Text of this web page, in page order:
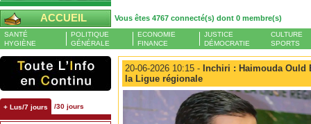
ACCUEIL Vous êtes 4767 connecté(s) dont 0 membre(s)
SANTÉ
HYGIÈNE
POLITIQUE
GÉNÉRALE
ECONOMIE
FINANCE
JUSTICE
DÉMOCRATIE
CULTURE
SPORTS
+ Lus/7 jours /30 jours
20-06-2026 10:15 - Inchiri : Haimouda Ould
la Ligue régionale